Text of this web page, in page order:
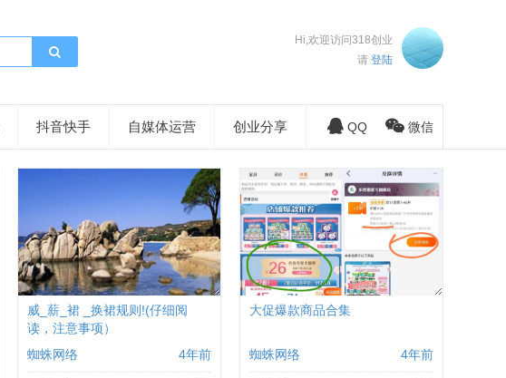
Hi,欢迎访问318创业
请 登陆
抖音快手 自媒体运营 创业分享 QQ 微信
威_薪_裙 _换裙规则!(仔细阅
读，注意事项）
蜘蛛网络
4年前
大促爆款商品合集
蜘蛛网络 4年前